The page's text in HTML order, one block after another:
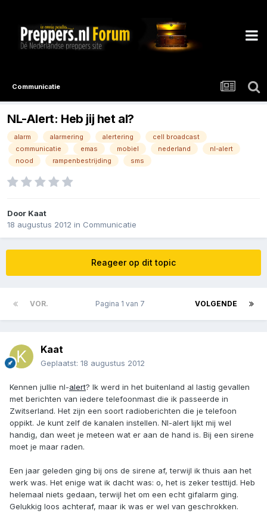
Communicatie
NL-Alert: Heb jij het al?
alarm alarmering alertering
cell broadcast
communicatie
emas mobiel nederland
nl-alert
nood
rampenbestrijding sms
Door Kaat
18 augustus 2012 in Communicatie
Reageer op dit topic
VOR. VOLGENDE
Pagina 1 van 7
Kaat
Geplaatst: 18 augustus 2012
Kennen jullie nl-alert? Ik werd in het buitenland al lastig gevallen
met berichten van iedere telefoonmast die ik passeerde in
Zwitserland. Het zijn een soort radioberichten die je telefoon
oppikt. Je kunt zelf de kanalen instellen. Nl-alert lijkt mij wel
handig, dan weet je meteen wat er aan de hand is. Bij een sirene
moet je maar raden.
Een jaar geleden ging bij ons de sirene af, terwijl ik thuis aan het
werk was. Het enige wat ik dacht was: o, het is zeker testtijd. Heb
helemaal niets gedaan, terwijl het om een echt gifalarm ging.
Gelukkig loos achteraf, maar ik was er wel van geschrokken.